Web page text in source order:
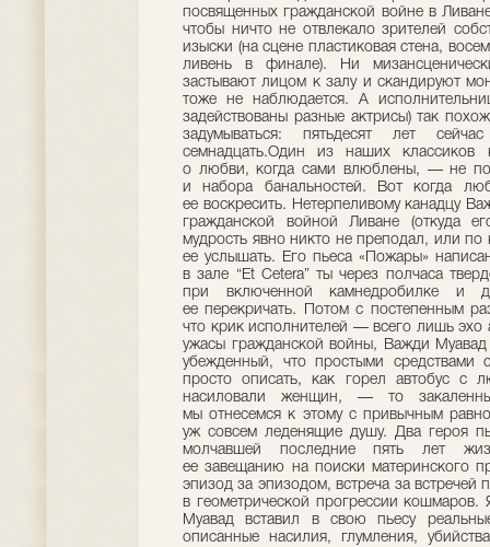
посвященных гражданской войне в
чтобы ничто не отвлекало зрителей
изыски (на сцене пластиковая стена,
ливень в финале). Ни
застывают лицом к залу и скандируют
тоже не наблюдается. А
задействованы разные актрисы) так
задумываться: пятьдесят лет
семнадцать.Один из наших классиков
о любви, когда сами влюблены, — не
и набора банальностей. Вот когда
ее воскресить. Нетерпеливому канадцу
гражданской войной Ливане (откуда
мудрость явно никто не преподал, или
ее услышать. Его пьеса «Пожары»
в зале “Et Cetera” ты через полчаса
при включенной камнедробилке
ее перекричать. Потом с постепенным
что крик исполнителей — всего лишь эхо
ужасы гражданской войны, Важди Муавад
убежденный, что простыми средствами
просто описать, как горел автобус
насиловали женщин, — то
мы отнесемся к этому с привычным
уж совсем леденящие душу. Два героя
молчавшей последние пять лет
ее завещанию на поиски материнского
эпизод за эпизодом, встреча за
в геометрической прогрессии
Муавад вставил в свою пьесу
описанные насилия, глумления,